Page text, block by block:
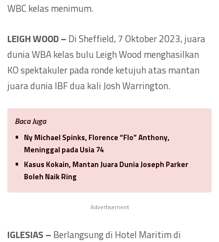
WBC kelas menimum.
LEIGH WOOD – Di Sheffield, 7 Oktober 2023, juara
dunia WBA kelas bulu Leigh Wood menghasilkan
KO spektakuler pada ronde ketujuh atas mantan
juara dunia IBF dua kali Josh Warrington.
Baca Juga
Ny Michael Spinks, Florence “Flo” Anthony,
Meninggal pada Usia 74
Kasus Kokain, Mantan Juara Dunia Joseph Parker
Boleh Naik Ring
Advertisement
IGLESIAS – Berlangsung di Hotel Maritim di